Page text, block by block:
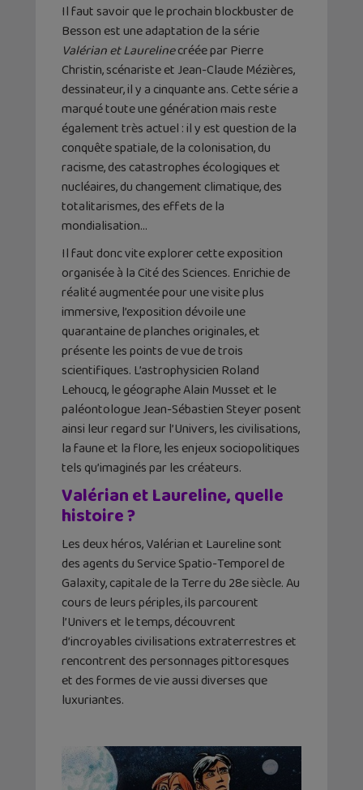
Il faut savoir que le prochain blockbuster de
Besson est une adaptation de la série
Valérian et Laurelinecréée par Pierre
Christin, scénariste et Jean-Claude Mézières,
dessinateur, il y a cinquante ans. Cette série a
marqué toute une génération mais reste
également très actuel : il y est question de la
conquête spatiale, de la colonisation, du
racisme, des catastrophes écologiques et
nucléaires, du changement climatique, des
totalitarismes, des effets de la
mondialisation…
Il faut donc vite explorer cette exposition
organisée à la Cité des Sciences. Enrichie de
réalité augmentée pour une visite plus
immersive, l’exposition dévoile une
quarantaine de planches originales, et
présente les points de vue de trois
scientifiques. L’astrophysicien Roland
Lehoucq, le géographe Alain Musset et le
paléontologue Jean-Sébastien Steyer posent
ainsi leur regard sur l’Univers, les civilisations,
la faune et la flore, les enjeux sociopolitiques
tels qu’imaginés par les créateurs.
Valérian et Laureline, quelle
histoire ?
Les deux héros, Valérian et Laureline sont
des agents du Service Spatio-Temporel de
Galaxity, capitale de la Terre du 28e siècle. Au
cours de leurs périples, ils parcourent
l’Univers et le temps, découvrent
d’incroyables civilisations extraterrestres et
rencontrent des personnages pittoresques
et des formes de vie aussi diverses que
luxuriantes.